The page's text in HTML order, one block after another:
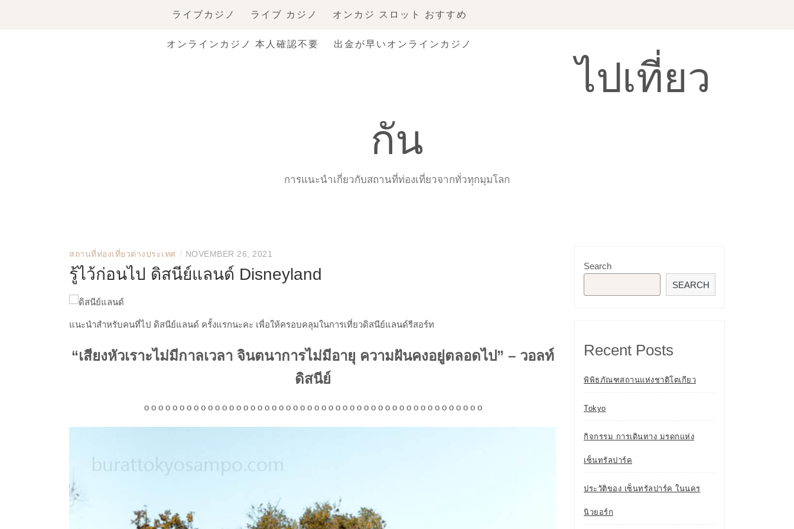
ライブカジノ ライブ カジノ オンカジ スロット おすすめ
オンラインカジノ 本人確認不要 出金が早いオンラインカジノ
ไปเที่ยว
กัน
การแนะนำเกี่ยวกับสถานที่ท่องเที่ยวจากทั่วทุกมุมโลก
สถานที่ท่องเที่ยวต่างประเทศ / NOVEMBER 26, 2021
รู้ไว้ก่อนไป ดิสนีย์แลนด์ Disneyland
แนะนำสำหรับคนที่ไป ดิสนีย์แลนด์ ครั้งแรกนะคะ เพื่อให้ครอบคลุมในการเที่ยวดิสนีย์แลนด์รีสอร์ท
“เสียงหัวเราะไม่มีกาลเวลา จินตนาการไม่มีอายุ ความฝันคงอยู่ตลอดไป” – วอลท์
ดิสนีย์
o o o o o o o o o o o o o o o o o o o o o o o o o o o o o o o o o o o o o o o o o o o o o o o o
Search
SEARCH
Recent Posts
พิพิธภัณฑสถานแห่งชาติโตเกียว
Tokyo
กิจกรรม การเดินทาง มรดกแห่ง
เซ็นทรัลปาร์ค
ประวัติของ เซ็นทรัลปาร์ค ในนคร
นิวยอร์ก